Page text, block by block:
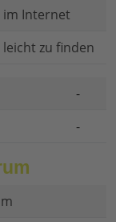
im Internet
zu finden
-
-